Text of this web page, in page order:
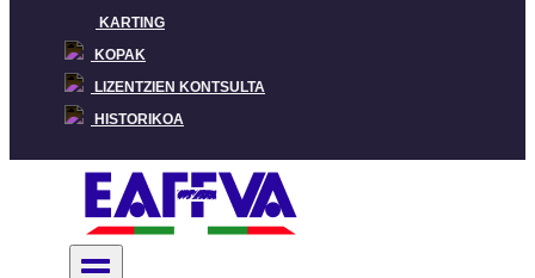
KARTING
KOPAK
LIZENTZIEN KONTSULTA
HISTORIKOA